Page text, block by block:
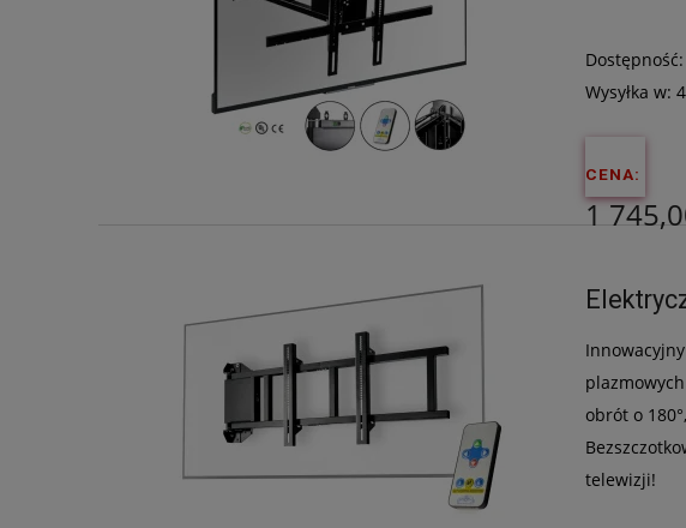
Dostępność:
Wysyłka w:
CENA:
1
1
obrót o
telewizji!